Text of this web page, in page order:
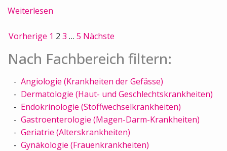
Weiterlesen
Vorherige 1 2 3 … 5 Nächste
Nach Fachbereich filtern:
Angiologie (Krankheiten der Gefässe)
Dermatologie (Haut- und Geschlechtskrankheiten)
Endokrinologie (Stoffwechselkrankheiten)
Gastroenterologie (Magen-Darm-Krankheiten)
Geriatrie (Alterskrankheiten)
Gynäkologie (Frauenkrankheiten)